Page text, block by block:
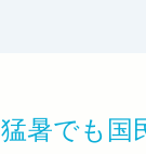
猛暑でも国